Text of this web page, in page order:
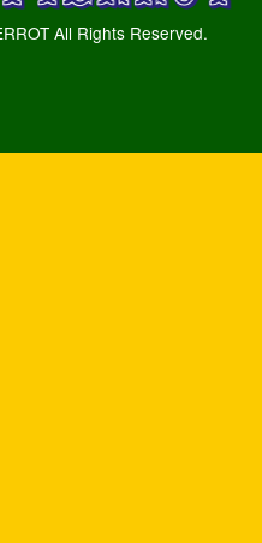
All Rights Reserved.